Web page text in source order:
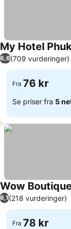
My Hotel
6,6(709 vurderinger)
Fra 76 kr
Se priser fra 5
Wow
6,1(218 vurderinger)
Fra 78 kr